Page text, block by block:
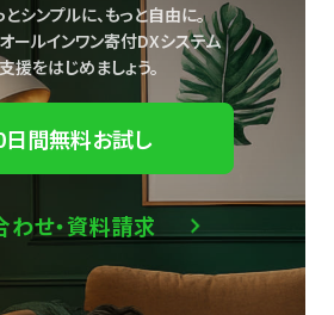
シンプルに、もっと自由に。
ールインワン寄付DXシステム
援をはじめましょう。
日間無料お試し
わせ・資料請求